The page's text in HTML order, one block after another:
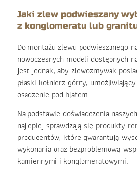
Jaki zlew podwieszany
z konglomeratu lub
Do montażu zlewu podwieszanego
nowoczesnych modeli dostępnych
jest jednak, aby zlewozmywak
płaski kołnierz górny,
osadzenie pod blatem.
Na podstawie doświadczenia
najlepiej sprawdzają się produkty
producentów, które gwarantują
wykonania oraz bezproblemową
kamiennymi i konglomeratowymi.